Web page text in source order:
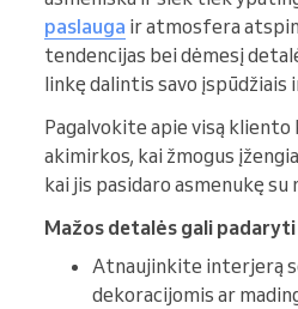
paslauga ir atmosfera
tendencijas bei dėmesį
linkę dalintis savo įspūdžiais
Pagalvokite apie visą kliento
akimirkos, kai žmogus
kai jis pasidaro asmenukę su
Mažos detalės gali
Atnaujinkite interjerą
dekoracijomis ar